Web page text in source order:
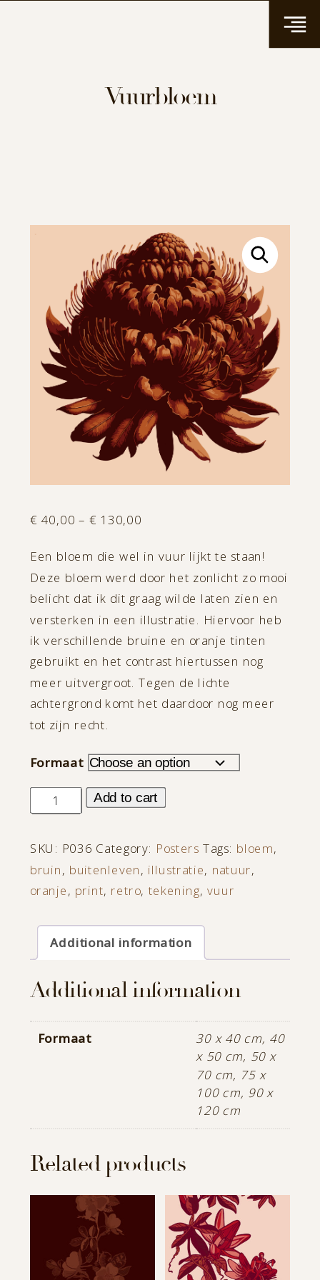
Vuurbloem
€ 40,00 – € 130,00
€ 40,00
through
€ 130,00
Een bloem die wel in vuur lijkt te staan!
Deze bloem werd door het zonlicht zo mooi
belicht dat ik dit graag wilde laten zien en
versterken in een illustratie. Hiervoor heb
ik verschillende bruine en oranje tinten
gebruikt en het contrast hiertussen nog
meer uitvergroot. Tegen de lichte
achtergrond komt het daardoor nog meer
tot zijn recht.
Formaat
Vuurbloem
quantity
Add to cart
SKU: P036 Category: Posters Tags: bloem,
bruin, buitenleven, illustratie, natuur,
oranje, print, retro,tekening,vuur
Additional information
Additional information
Formaat 30 x 40 cm, 40
x 50 cm, 50 x
70 cm, 75 x
100 cm, 90 x
120 cm
Related products